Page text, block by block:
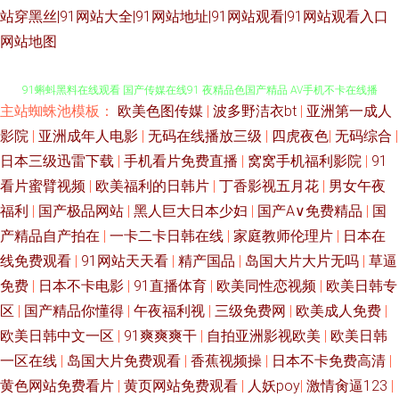
站穿黑丝|91网站大全|91网站地址|91网站观看|91网站观看入口
网站地图
九九热在线观精品视频 岛国搬运工首页97 国产性爱AV 51探花视频 九九打炮
放 乱轮社区 婷婷久久一区 91在线五月天 加勒比东京热伊人 91蜜芽久久 欧
美日韩综合 91热国产人妖 久草天堂 影音先锋av无码 九九在线热播新地址 91
人妻在线 国产在线买级一区 午夜国产福利一区二区 草莓视频污app 国产精
品久久av 99手机在线视频蜜桃 午夜剧场嫩草分钟 国内肏屄视频 91豆花吃瓜
院第七页 一本道夜夜干 国产视频欧美 91va在线视频 海角社区熟女 影视先锋
人妻 激情啪啪在线观看91 欧美少妇天堂 www阴桃色色 五月亭亭六月丁香
主站蜘蛛池模板： 欧美色图传媒 | 波多野洁衣bt | 亚洲第一成人
影院 | 亚洲成年人电影 | 无码在线播放三级 | 四虎夜色| 无码综合 |
日本三级迅雷下载 | 手机看片免费直播 | 窝窝手机福利影院 | 91
看片蜜臂视频 | 欧美福利的日韩片 | 丁香影视五月花 | 男女午夜
福利 | 国产极品网站 | 黑人巨大日本少妇 | 国产A∨免费精品 | 国
产精品自产拍在 | 一卡二卡日韩在线 | 家庭教师伦理片 | 日本在
线免费观看 | 91网站天天看 | 精产国品 | 岛国大片大片无吗 | 草逼
免费 | 日本不卡电影 | 91直播体育 | 欧美同性恋视频 | 欧美日韩专
区 | 国产精品你懂得 | 午夜福利视 | 三级免费网 | 欧美成人免费 |
欧美日韩中文一区 | 91爽爽爽干 | 自拍亚洲影视欧美 | 欧美日韩
一区在线 | 岛国大片免费观看 | 香蕉视频操 | 日本不卡免费高清 |
黄色网站免费看片 | 黄页网站免费观看 | 人妖poy| 激情肏逼123 |